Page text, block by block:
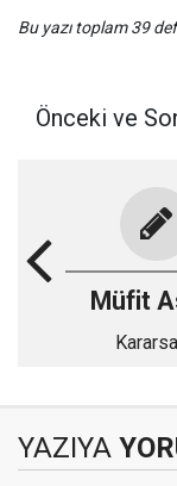
Bu yazı toplam 39
Önceki ve
Müfit
YAZIYA